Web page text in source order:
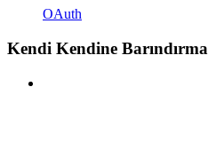
OAuth
Kendi Kendine Barındırma